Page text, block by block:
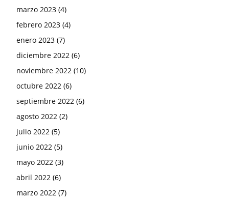
marzo 2023 (4)
febrero 2023 (4)
enero 2023 (7)
diciembre 2022 (6)
noviembre 2022 (10)
octubre 2022 (6)
septiembre 2022 (6)
agosto 2022 (2)
julio 2022 (5)
junio 2022 (5)
mayo 2022 (3)
abril 2022 (6)
marzo 2022 (7)